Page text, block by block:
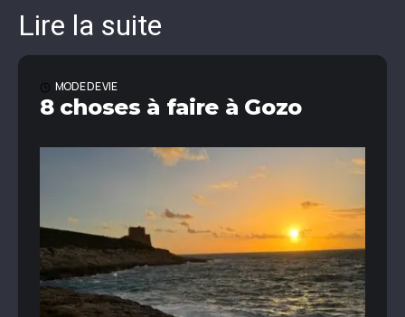
Lire la suite
MODE DE VIE
8 choses à faire à Gozo